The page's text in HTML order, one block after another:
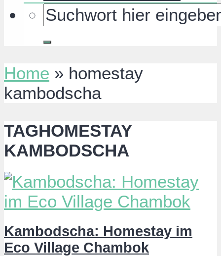
Home » homestay
kambodscha
TAGHOMESTAY
KAMBODSCHA
Kambodscha: Homestay im
Eco Village Chambok